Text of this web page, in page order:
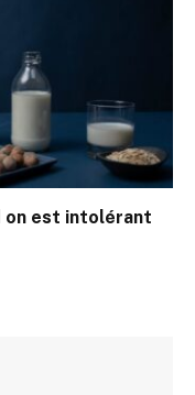
on est intolérant